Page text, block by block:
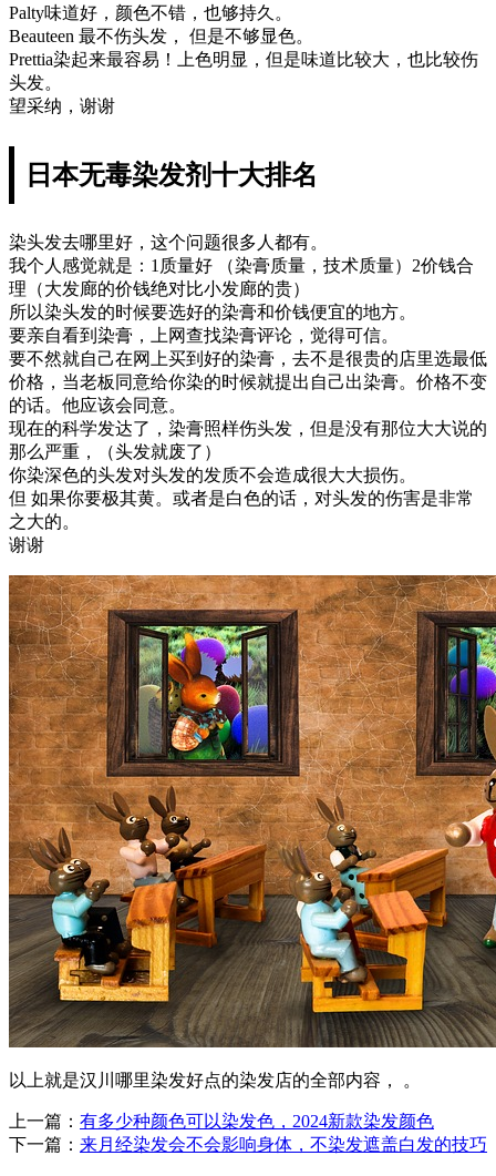
Palty味道好，颜色不错，也够持久。
Beauteen 最不伤头发， 但是不够显色。
Prettia染起来最容易！上色明显，但是味道比较大，也比较伤
头发。
望采纳，谢谢
日本无毒染发剂十大排名
染头发去哪里好，这个问题很多人都有。
我个人感觉就是：1质量好 （染膏质量，技术质量）2价钱合
理（大发廊的价钱绝对比小发廊的贵）
所以染头发的时候要选好的染膏和价钱便宜的地方。
要亲自看到染膏，上网查找染膏评论，觉得可信。
要不然就自己在网上买到好的染膏，去不是很贵的店里选最低
价格，当老板同意给你染的时候就提出自己出染膏。价格不变
的话。他应该会同意。
现在的科学发达了，染膏照样伤头发，但是没有那位大大说的
那么严重，（头发就废了）
你染深色的头发对头发的发质不会造成很大大损伤。
但 如果你要极其黄。或者是白色的话，对头发的伤害是非常
之大的。
谢谢
以上就是汉川哪里染发好点的染发店的全部内容， 。
上一篇： 有多少种颜色可以染发色，2024新款染发颜色
下一篇： 来月经染发会不会影响身体，不染发遮盖白发的技巧